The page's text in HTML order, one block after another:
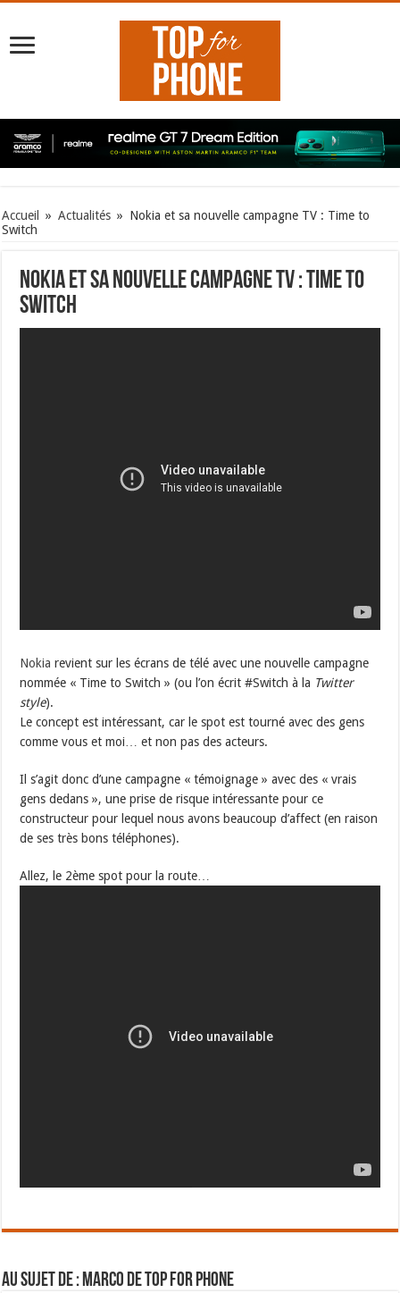
Accueil » Actualités » Nokia et sa nouvelle campagne TV : Time to
Switch
Nokia et sa nouvelle campagne TV : Time to
Switch
Nokia revient sur les écrans de télé avec une nouvelle campagne
nommée « Time to Switch » (ou l’on écrit #Switch à la Twitter
style).
Le concept est intéressant, car le spot est tourné avec des gens
comme vous et moi… et non pas des acteurs.
Il s’agit donc d’une campagne « témoignage » avec des « vrais
gens dedans », une prise de risque intéressante pour ce
constructeur pour lequel nous avons beaucoup d’affect (en raison
de ses très bons téléphones).
Allez, le 2ème spot pour la route…
Au sujet de : Marco de Top For Phone